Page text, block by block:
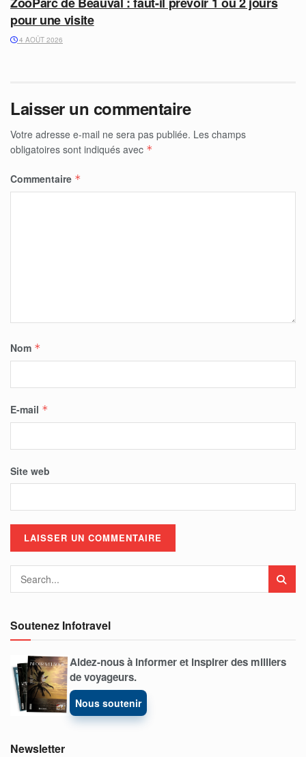
pour une visite
4 AOÛT 2026
Laisser un commentaire
Votre adresse e-mail ne sera pas publiée. Les champs
obligatoires sont indiqués avec *
Commentaire *
Nom *
E-mail *
Site web
Soutenez Infotravel
Aidez-nous à informer et inspirer des milliers
de voyageurs.
Nous soutenir
Newsletter